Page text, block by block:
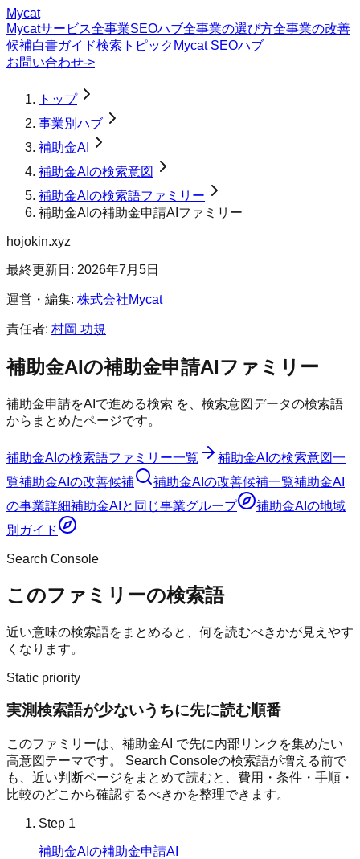
Mycat
Mycatサービス全事業SEOハブ全事業の選び方全事業の改善
候補白書ガイド検索トピック Mycat SEOハブ
お問い合わせ->
トップ
事業別ハブ
補助金AI
補助金AIの検索意図
補助金AIの検索語ファミリー
補助金AIの補助金申請AIファミリー
hojokin.xyz
最終更新日: 2026年7月5日
運営・編集: 株式会社Mycat
責任者: 村岡 功規
補助金AIの補助金申請AIファミリー
補助金申請をAIで進める検索 を、検索意図データの検索語
からまとめたページです。
補助金AI の検索語ファミリー一覧 補助金AI の検索意図一
覧補助金AI の改善候補 補助金AI の改善候補一覧補助金AI
の事業詳細補助金AI と同じ事業グループ 補助金AI の地域
別ガイド
Search Console
このファミリーの検索語
近い意味の検索語をまとめると、何を読むべきかが見えやす
くなります。
Static priority
実測検索語が少ないうちに先に読む順番
このファミリーは、 補助金AI で先に内部リンクを集めたい
高意図テーマです。 Search Consoleの検索語が増える前で
も、近い判断ページをまとめて読むと、費用・条件・手順・
比較のどこから確認するべきかを整理できます。
Step 1
補助金AIの補助金申請AI